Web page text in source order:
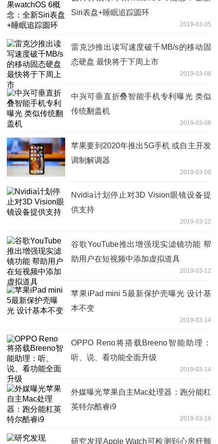
Siri表盘+睡眠追踪圆环
2019-03-05
雷克沙推出读写速度破千MB/s的移动固
态硬盘 最快将于下周上市
2019-03-08
中兴可垂直折叠智能手机专利曝光 类似
传统翻盖机
2019-03-08
苹果要到2020年推出5G手机 或自主开发
调制解调器
2019-03-08
Nvidia计划停止对3D Vision眼镜设备提
供支持
2019-03-12
谷歌YouTube推出增强现实滤镜功能 帮
助用户在短视频中添加虚拟道具
2019-03-12
苹果iPad mini 5最新保护壳曝光 设计基
本不变
2019-03-14
OPPO Reno将搭载Breeno智能助理：
听、说、看功能全面升级
2019-03-14
外媒曝光苹果自主Mac处理器：跑分能杠
英特尔酷睿i9
2019-03-16
研究发现Apple Watch可检测到心房纤颤